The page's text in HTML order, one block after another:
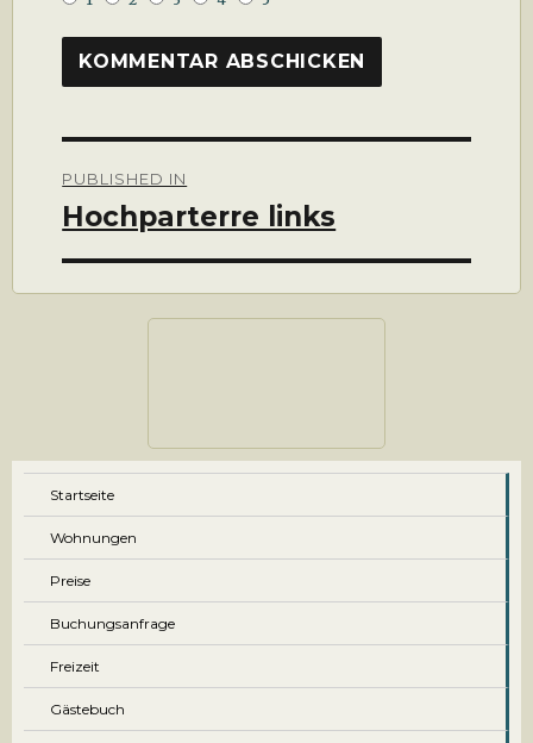
PUBLISHED IN
Hochparterre links
Startseite
Wohnungen
Preise
Buchungsanfrage
Freizeit
Gästebuch